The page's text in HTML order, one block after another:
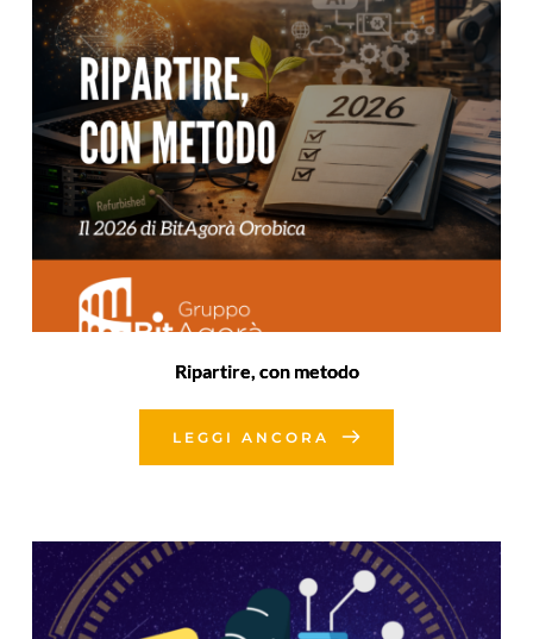
Ripartire, con metodo
LEGGI ANCORA